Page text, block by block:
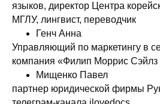
языков, директор Центра
МГЛУ, лингвист, переводчик
Генч Анна
Управляющий по маркетингу в
компания «Филип Моррис Сэйлз
Мищенко Павел
партнер юридической фирмы